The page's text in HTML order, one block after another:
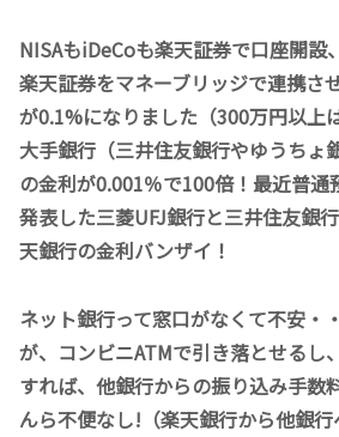
NISAもiDeCoも楽天証券で口座開設
楽天証券をマネーブリッジで連携さ
が0.1%になりました（300万円以上
大手銀行（三井住友銀行やゆうちょ
の金利が0.001％で100倍！最近普通
発表した三菱UFJ銀行と三井住友銀
天銀行の金利バンザイ！
ネット銀行って窓口がなくて不安・
が、コンビニATMで引き落とせるし
すれば、他銀行からの振り込み手数
んら不便なし!（楽天銀行から他銀